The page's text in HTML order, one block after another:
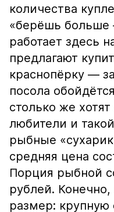
количества
«берёшь
работает здесь
предлагают
краснопёрку —
посола
столько же
любители и
рыбные
средняя цена
Порция рыбной
рублей.
размер: